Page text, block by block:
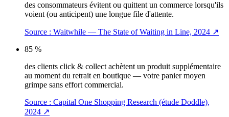
des consommateurs évitent ou quittent un commerce lorsqu'ils
voient (ou anticipent) une longue file d'attente.
Source : Waitwhile — The State of Waiting in Line, 2024 ↗
85 %
des clients click & collect achètent un produit supplémentaire
au moment du retrait en boutique — votre panier moyen
grimpe sans effort commercial.
Source : Capital One Shopping Research (étude Doddle),
2024 ↗